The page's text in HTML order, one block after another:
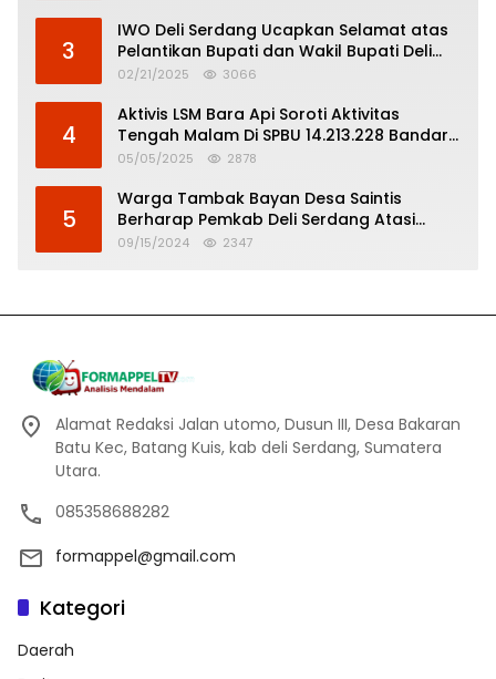
3
IWO Deli Serdang Ucapkan Selamat atas
Pelantikan Bupati dan Wakil Bupati Deli
Serdang
02/21/2025 3066
4
Aktivis LSM Bara Api Soroti Aktivitas
Tengah Malam Di SPBU 14.213.228 Bandar
Tinggi
05/05/2025 2878
5
Warga Tambak Bayan Desa Saintis
Berharap Pemkab Deli Serdang Atasi
Banjir
09/15/2024 2347
Alamat Redaksi Jalan utomo, Dusun III, Desa Bakaran
Batu Kec, Batang Kuis, kab deli Serdang, Sumatera
Utara.
085358688282
formappel@gmail.com
Kategori
Daerah